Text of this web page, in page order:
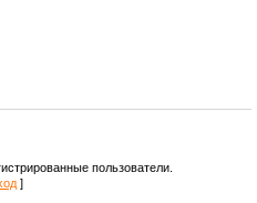
пользователи.
]